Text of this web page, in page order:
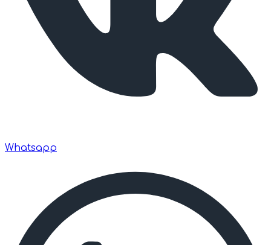
Whatsapp